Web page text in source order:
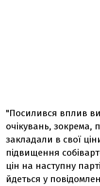
"Посилився вплив
очікувань, зокрема,
закладали в свої
підвищення
цін на наступну
йдеться у